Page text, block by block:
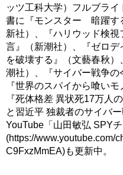
ッツ工科大学）フルブラ
書に『モンスター 暗躍す
新社）、『ハリウッド検
言』（新潮社）、『ゼロ
を破壊する』（文藝春秋
潮社）、『サイバー戦争の
『世界のスパイから喰い
『死体格差 異状死17万人
と習近平 独裁者のサイバ
YouTube「山田敏弘 SPYチ
(https://www.youtube.com/
C9FxzMmEA)も更新中 。